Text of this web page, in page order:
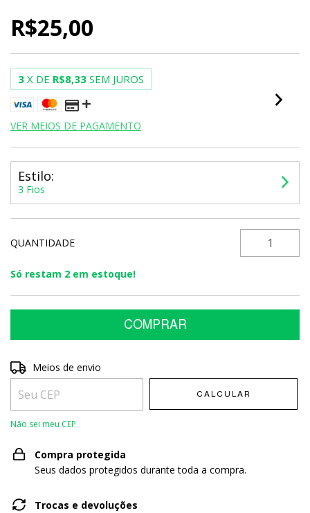
R$25,00
3 X DE R$8,33 SEM JUROS
VER MEIOS DE PAGAMENTO
Estilo:
3 Fios
QUANTIDADE
Só restam 2 em estoque!
Entregas para o CEP:
Meios de envio
CALCULAR
Não sei meu CEP
Compra protegida
Seus dados protegidos durante toda a compra.
Trocas e devoluções